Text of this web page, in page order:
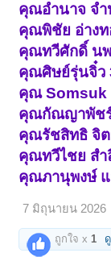
คุณอำนาจ จำ
คุณพิชัย อ่างท
คุณทวีศักดิ์ น
คุณศิษย์รุ่นจิ๋ว
คุณ Somsuk
คุณกัณญาพัชร์
คุณรัชสิทธิ จิ
คุณทวีไชย สำ
คุณภานุพงษ์
7 มิถุนายน 2026
ถูกใจ x1